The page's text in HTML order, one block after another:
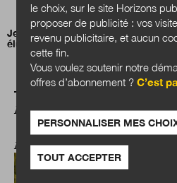
Jean-Charles Orsucci, président
élus des littoraux (ANEL)
A LIRE AUSSI
ANTICIPATIONS PUBLIQUES
le choix, sur le site Horizons
proposer de publicité : vos
revenu publicitaire, et aucun
cette fin.
Vous voulez soutenir notre
offres d’abonnement ? C’est
PERSONNALISER MES
TOUT ACCEPTER